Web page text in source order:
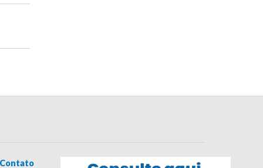
Contato